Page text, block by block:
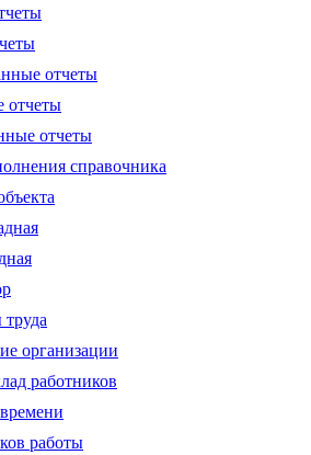
отчеты
отчеты
отчеты
справочника
организации
работников
работы